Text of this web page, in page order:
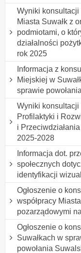
Wyniki konsultacji
Miasta Suwałk z
podmiotami, o
działalności
rok 2025
Informacja z
Miejskiej w
sprawie
Wyniki
Profilaktyki i
i
2025-2028
Informacja dot.
społecznych
identyfikacji
Ogłoszenie o
współpracy
pozarządowymi
Ogłoszenie o
Suwałkach w
powołania